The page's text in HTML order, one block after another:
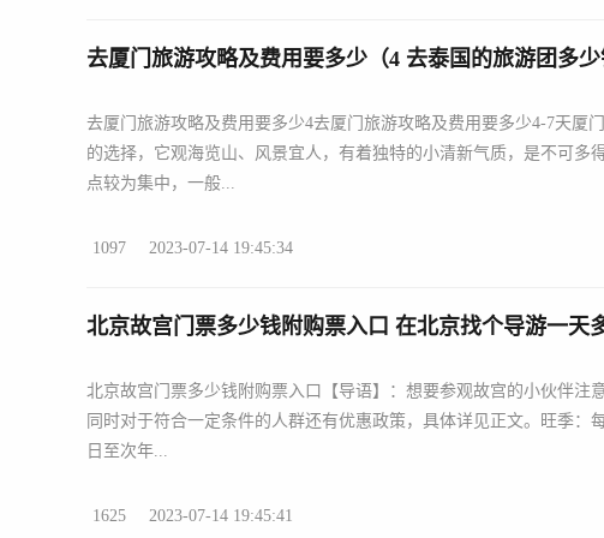
去厦门旅游攻略及费用要多少（4 去泰国的旅游团多
去厦门旅游攻略及费用要多少4去厦门旅游攻略及费用要多少4-7天厦
的选择，它观海览山、风景宜人，有着独特的小清新气质，是不可多
点较为集中，一般...
1097 2023-07-14 19:45:34
北京故宫门票多少钱附购票入口 在北京找个导游一天
北京故宫门票多少钱附购票入口【导语】：想要参观故宫的小伙伴注
同时对于符合一定条件的人群还有优惠政策，具体详见正文。旺季：
日至次年...
1625 2023-07-14 19:45:41